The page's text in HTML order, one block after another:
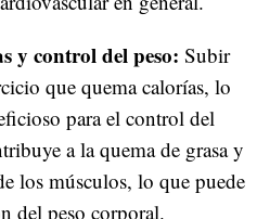
y control del peso: Subir
que quema calorías, lo
para el control del
a la quema de grasa y
los músculos, lo que puede
del peso corporal.